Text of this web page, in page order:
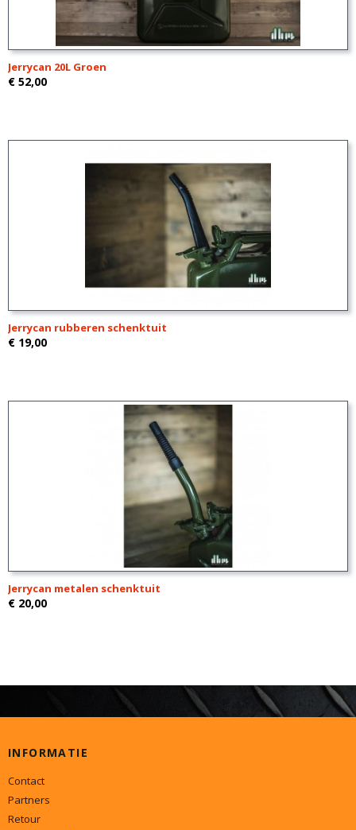
Jerrycan 20L Groen
€ 52,00
Jerrycan rubberen schenktuit
€ 19,00
Jerrycan metalen schenktuit
€ 20,00
INFORMATIE
Contact
Partners
Retour